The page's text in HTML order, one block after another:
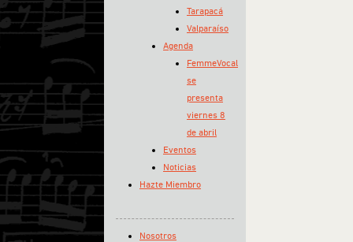
Tarapacá
Valparaíso
Agenda
FemmeVocal
se
presenta
viernes 8
de abril
Eventos
Noticias
Hazte Miembro
Nosotros